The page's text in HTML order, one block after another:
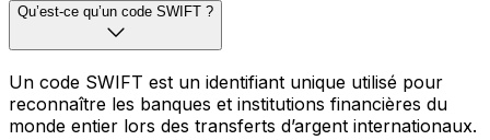
Qu’est-ce qu’un code SWIFT ?
Un code SWIFT est un identifiant unique utilisé pour
reconnaître les banques et institutions financières du
monde entier lors des transferts d’argent internationaux.